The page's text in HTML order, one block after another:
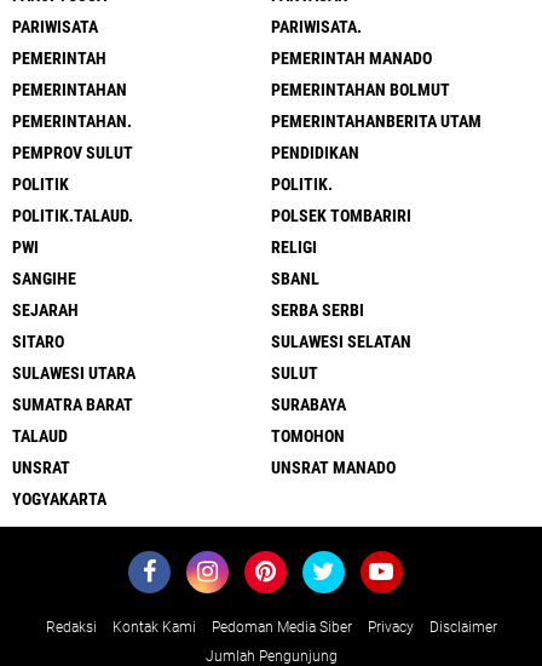
PARIWISATA
PARIWISATA.
PEMERINTAH
PEMERINTAH MANADO
PEMERINTAHAN
PEMERINTAHAN BOLMUT
PEMERINTAHAN.
PEMERINTAHANBERITA UTAM
PEMPROV SULUT
PENDIDIKAN
POLITIK
POLITIK.
POLITIK.TALAUD.
POLSEK TOMBARIRI
PWI
RELIGI
SANGIHE
SBANL
SEJARAH
SERBA SERBI
SITARO
SULAWESI SELATAN
SULAWESI UTARA
SULUT
SUMATRA BARAT
SURABAYA
TALAUD
TOMOHON
UNSRAT
UNSRAT MANADO
YOGYAKARTA
Redaksi Kontak Kami Pedoman Media Siber Privacy
Disclaimer
Jumlah Pengunjung